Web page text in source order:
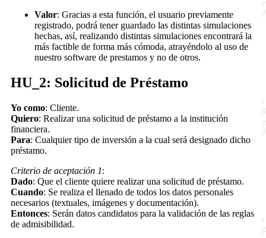
Valor: Gracias a esta función, el usuario previamente
registrado, podrá tener guardado las distintas simulaciones
hechas, así, realizando distintas simulaciones encontrará la
más factible de forma más cómoda, atrayéndolo al uso de
nuestro software de prestamos y no de otros.
HU_2: Solicitud de Préstamo
Yo como: Cliente.
Quiero: Realizar una solicitud de préstamo a la institución
financiera.
Para: Cualquier tipo de inversión a la cual será designado dicho
préstamo.
Criterio de aceptación 1:
Dado: Que el cliente quiere realizar una solicitud de préstamo.
Cuando: Se realiza el llenado de todos los datos personales
necesarios (textuales, imágenes y documentación).
Entonces: Serán datos candidatos para la validación de las reglas
de admisibilidad.